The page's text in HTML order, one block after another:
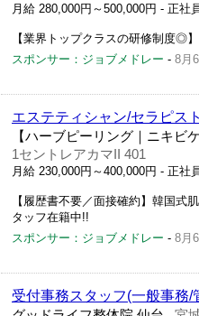
月給 280,000円～500,000円 - 正社
【業界トップクラスの研修制度◎
スポンサー：ジョブメドレー - 8月
エステティシャン/セラピスト
【ハーブピーリング｜ニキビ
1セントレアカマII 401
月給 230,000円～400,000円 - 正社
【履歴書不要／面接確約】韓国
タッフ在籍中!!
スポンサー：ジョブメドレー - 8月
受付事務スタッフ(一般事務/